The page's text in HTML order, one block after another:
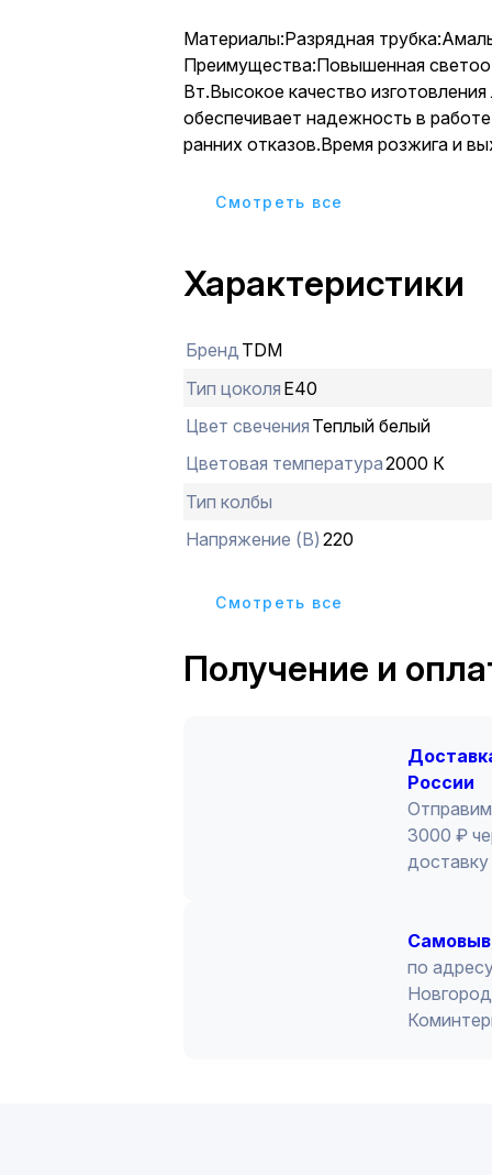
Материалы:Разрядная
Преимущества:Повышенная светоотдача
Вт.Высокое качество
обеспечивает надежность в
ранних отказов.Время розжига и
газопоглотителя позволяет
часов.Назначение:Предназначены
теплиц и городской и
Конструкция:Прозрачная внешняя
формы.В разрядной трубке
Cмотреть все
Характеристики
Бренд TDM
Тип цоколя E40
Цвет свечения Теплый белый
Цветовая температура2000 К
Тип колбы
Напряжение (В) 220
Cмотреть все
Получение и
России
3000 ₽
по